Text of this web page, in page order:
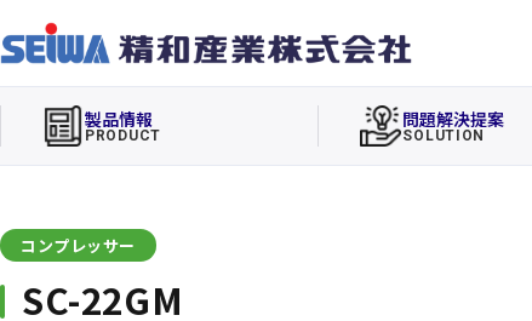
製品情報
PRODUCT
問題解決提案
SOLUTION
コンプレッサー
SC-22GM